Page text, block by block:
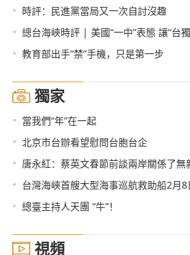
• 時評：民進黨當局又一次自討沒趣
• 總台海峽時評 | 美國“一中”表態 讓“台
• 教育部出手“禁”手機，只是第一步
獨家
• 當我們“年”在一起
• 北京市台辦看望慰問台胞台企
• 唐永紅：蔡英文春節前談兩岸關係了無
• 台灣海峽首艘大型海事巡航救助船2月8
• 總臺主持人天團 “牛”！
視頻